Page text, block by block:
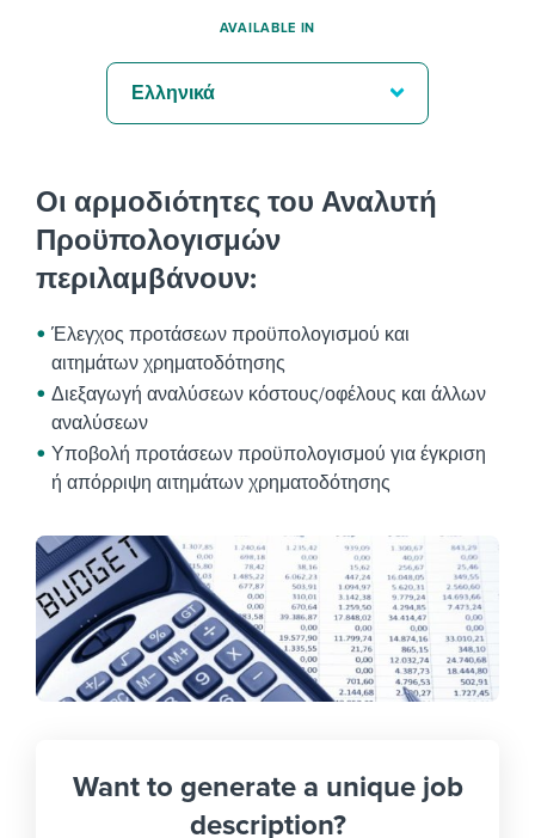
Οι αρμοδιότητες του Αναλυτή
Προϋπολογισμών
περιλαμβάνουν:
Έλεγχος προτάσεων προϋπολογισμού και
αιτημάτων χρηματοδότησης
Διεξαγωγή αναλύσεων κόστους/οφέλους και άλλων
αναλύσεων
Υποβολή προτάσεων προϋπολογισμού για έγκριση
ή απόρριψη αιτημάτων χρηματοδότησης
Want to generate a unique job
description?
AVAILABLE IN
Ελληνικά